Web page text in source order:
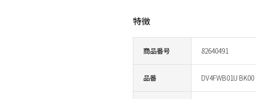
商品番号 82640491
品番 DV4FWB01U BK00
特徴